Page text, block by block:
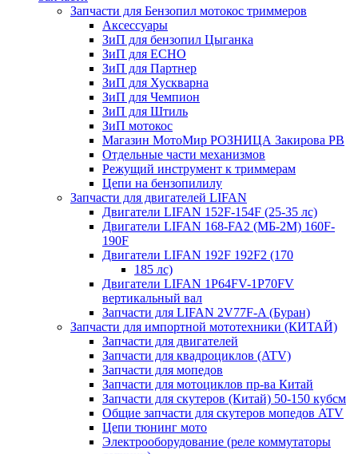
Запчасти для Бензопил мотокос триммеров
Аксессуары
ЗиП для бензопил Цыганка
ЗиП для ЕСНО
ЗиП для Партнер
ЗиП для Хускварна
ЗиП для Чемпион
ЗиП для Штиль
ЗиП мотокос
Магазин МотоМир РОЗНИЦА Закирова РВ
Отдельные части механизмов
Режущий инструмент к триммерам
Цепи на бензопилилу
Запчасти для двигателей LIFAN
Двигатели LIFAN 152F-154F (25-35 лс)
Двигатели LIFAN 168-FA2 (МБ-2М) 160F-
190F
Двигатели LIFAN 192F 192F2 (170
185 лс)
Двигатели LIFAN 1Р64FV-1Р70FV
вертикальный вал
Запчасти для LIFAN 2V77F-A (Буран)
Запчасти для импортной мототехники (КИТАЙ)
Запчасти для двигателей
Запчасти для квадроциклов (ATV)
Запчасти для мопедов
Запчасти для мотоциклов пр-ва Китай
Запчасти для скутеров (Китай) 50-150 кубсм
Общие запчасти для скутеров мопедов ATV
Цепи тюнинг мото
Электрооборудование (реле коммутаторы